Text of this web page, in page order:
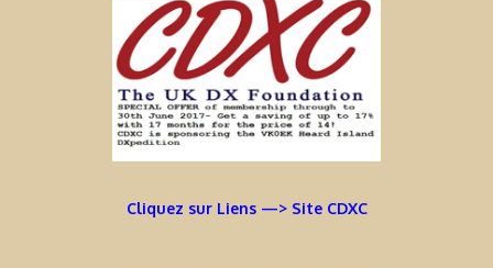
Cliquez sur Liens —> Site CDXC